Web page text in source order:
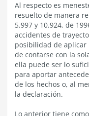
Al respecto es
resuelto de manera
5.997 y 10.924, de
accidentes de
posibilidad de aplicar
de contarse con la
ella puede ser lo
para aportar
de los hechos o, al
la declaración.
Lo anterior tiene